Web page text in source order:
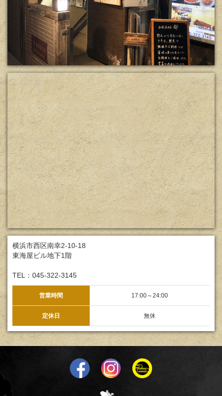
横浜市西区南幸2-10-18
東海屋ビル地下1階
TEL：045-322-3145
営業時間 17:00～24:00
定休日 無休